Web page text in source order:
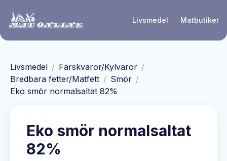
Livsmedel Matbutiker
Livsmedel / Färskvaror/Kylvaror /
Bredbara fetter/Matfett / Smör /
Eko smör normalsaltat 82%
Eko smör normalsaltat
82%